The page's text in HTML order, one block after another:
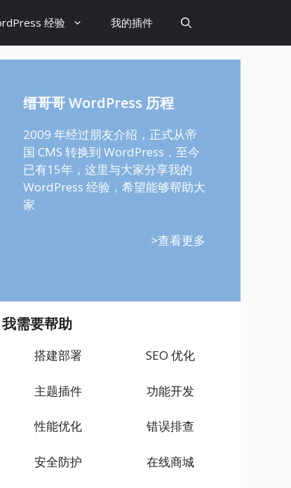
经验 我的插件
缙哥哥 WordPress 历程
2009 年经过朋友介绍，正式从帝
国 CMS 转换到 WordPress，至今
已有15年，这里与大家分享我的
WordPress 经验，希望能够帮助大
家
>查看更多
我需要帮助
搭建部署
主题插件
性能优化
安全防护
SEO 优化
功能开发
错误排查
在线商城